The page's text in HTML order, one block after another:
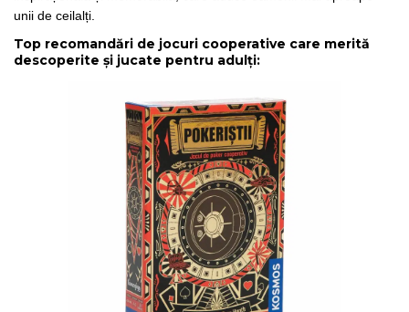
unii de ceilalți.
Top recomandări de jocuri cooperative care merită
descoperite și jucate pentru adulți: